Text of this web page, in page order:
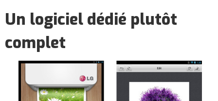
Un logiciel dédié plutôt
complet